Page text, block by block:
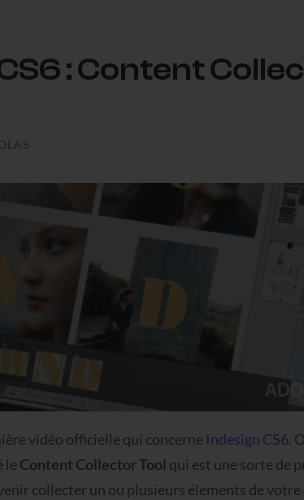
: Content
vidéo officielle qui concerne Indesign CS6.
le Content Collector Tool qui est une sorte de
collecter un ou plusieurs élements de